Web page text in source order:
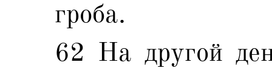
гроба.
62 На другой